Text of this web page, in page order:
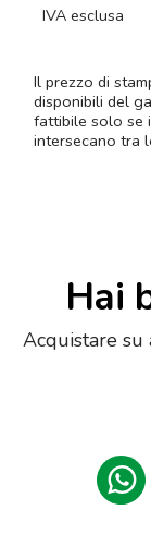
IVA esclusa
Il prezzo di
disponibili del
fattibile solo se
intersecano tra
Hai
Acquistare su